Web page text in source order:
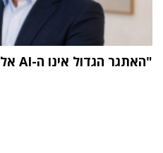
"האתגר הגדול אינו ה-AI אלא הטמעתה בארגון"